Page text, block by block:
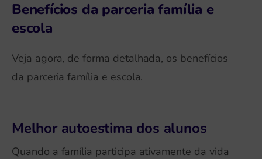
Benefícios da parceria família e
escola
Veja agora, de forma detalhada, os benefícios
da parceria família e escola.
Melhor autoestima dos alunos
Quando a família participa ativamente da vida